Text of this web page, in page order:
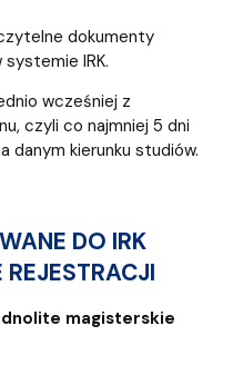
dokumenty
IRK.
wcześniej z
czyli co najmniej 5 dni
danym kierunku studiów.
DO IRK
magisterskie